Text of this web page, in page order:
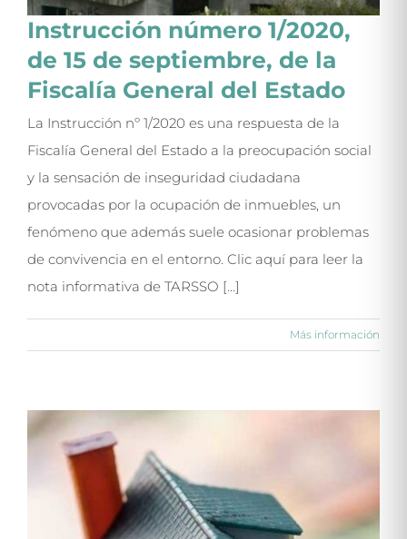
Instrucción número 1/2020,
de 15 de septiembre, de la
Fiscalía General del Estado
La Instrucción nº 1/2020 es una respuesta de la
Fiscalía General del Estado a la preocupación social
y la sensación de inseguridad ciudadana
provocadas por la ocupación de inmuebles, un
fenómeno que además suele ocasionar problemas
de convivencia en el entorno. Clic aquí para leer la
nota informativa de TARSSO [...]
Más información